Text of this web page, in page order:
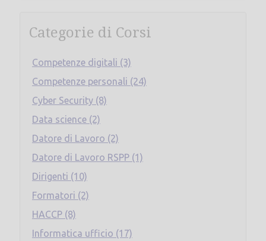
Categorie di Corsi
Competenze digitali (3)
Competenze personali (24)
Cyber Security (8)
Data science (2)
Datore di Lavoro (2)
Datore di Lavoro RSPP (1)
Dirigenti (10)
Formatori (2)
HACCP (8)
Informatica ufficio (17)